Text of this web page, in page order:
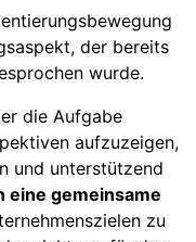
der bereits
wurde.
die Aufgabe
aufzuzeigen,
und unterstützend
eine gemeinsame
zu